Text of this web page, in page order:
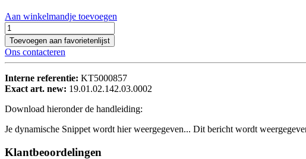
Aan winkelmandje toevoegen
Toevoegen aan favorietenlijst
Ons contacteren
Interne referentie: KT5000857
Exact art. new: 19.01.02.142.03.0002
Download hieronder de handleiding:
Je dynamische Snippet wordt hier weergegeven... Dit bericht wordt
Klantbeoordelingen